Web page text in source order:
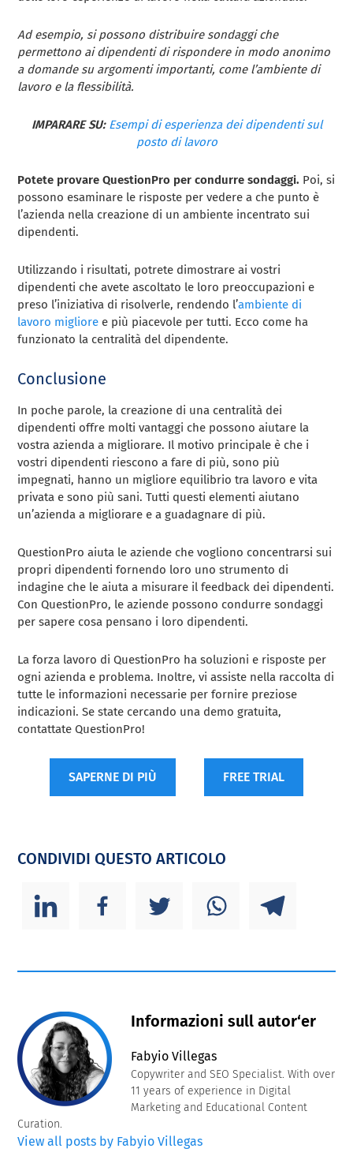
Ad esempio, si possono distribuire sondaggi che
permettono ai dipendenti di rispondere in modo anonimo
a domande su argomenti importanti, come l’ambiente di
lavoro e la flessibilità.
IMPARARE SU: Esempi di esperienza dei dipendenti sul
posto di lavoro
Potete provare QuestionPro per condurre sondaggi. Poi, si
possono esaminare le risposte per vedere a che punto è
l’azienda nella creazione di un ambiente incentrato sui
dipendenti.
Utilizzando i risultati, potrete dimostrare ai vostri
dipendenti che avete ascoltato le loro preoccupazioni e
preso l’iniziativa di risolverle, rendendo l’ambiente di
lavoro migliore e più piacevole per tutti. Ecco come ha
funzionato la centralità del dipendente.
Conclusione
In poche parole, la creazione di una centralità dei
dipendenti offre molti vantaggi che possono aiutare la
vostra azienda a migliorare. Il motivo principale è che i
vostri dipendenti riescono a fare di più, sono più
impegnati, hanno un migliore equilibrio tra lavoro e vita
privata e sono più sani. Tutti questi elementi aiutano
un’azienda a migliorare e a guadagnare di più.
QuestionPro aiuta le aziende che vogliono concentrarsi sui
propri dipendenti fornendo loro uno strumento di
indagine che le aiuta a misurare il feedback dei dipendenti.
Con QuestionPro, le aziende possono condurre sondaggi
per sapere cosa pensano i loro dipendenti.
La forza lavoro di QuestionPro ha soluzioni e risposte per
ogni azienda e problema. Inoltre, vi assiste nella raccolta di
tutte le informazioni necessarie per fornire preziose
indicazioni. Se state cercando una demo gratuita,
contattate QuestionPro!
SAPERNE DI PIÙ FREE TRIAL
CONDIVIDI QUESTO ARTICOLO
Informazioni sull autor‘er
Fabyio Villegas
Copywriter and SEO Specialist. With over
11 years of experience in Digital
Marketing and Educational Content
Curation.
View all posts by Fabyio Villegas